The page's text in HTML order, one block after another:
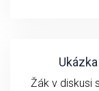
Žák v diskusi